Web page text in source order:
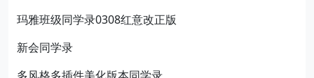
玛雅班级同学录0308红意改正版
新会同学录